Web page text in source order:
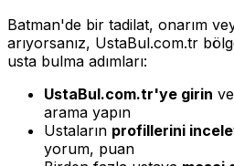
Batman'de bir tadilat, onarım
arıyorsanız, UstaBul.com.tr
usta bulma adımları:
UstaBul.com.tr'ye girin
arama yapın
Ustaların profillerini
yorum, puan